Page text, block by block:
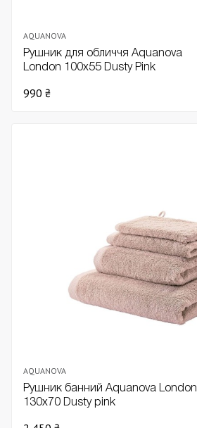
AQUANOVA
Рушник для обличчя Aquanova
London 100х55 Dusty Pink
990 ₴
AQUANOVA
Рушник банний Aquanova London
130х70 Dusty pink